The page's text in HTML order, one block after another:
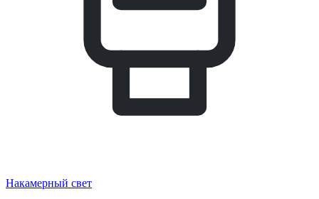
Накамерный свет